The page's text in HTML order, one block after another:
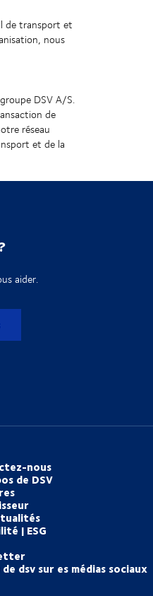
de transport et
nous
DSV A/S.
de
réseau
et de la
aider.
nous
de DSV
| ESG
de dsv sur es médias sociaux